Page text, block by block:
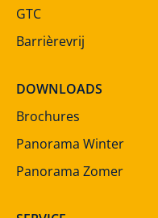
GTC
Barrièrevrij
DOWNLOADS
Brochures
Panorama Winter
Panorama Zomer